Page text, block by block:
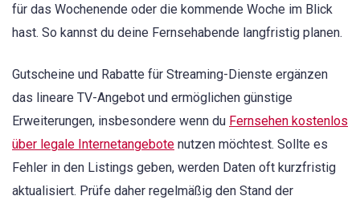
für das Wochenende oder die kommende Woche im Blick
hast. So kannst du deine Fernsehabende langfristig planen.
Gutscheine und Rabatte für Streaming-Dienste ergänzen
das lineare TV-Angebot und ermöglichen günstige
Erweiterungen, insbesondere wenn du Fernsehen kostenlos
über legale Internetangebote nutzen möchtest. Sollte es
Fehler in den Listings geben, werden Daten oft kurzfristig
aktualisiert. Prüfe daher regelmäßig den Stand der